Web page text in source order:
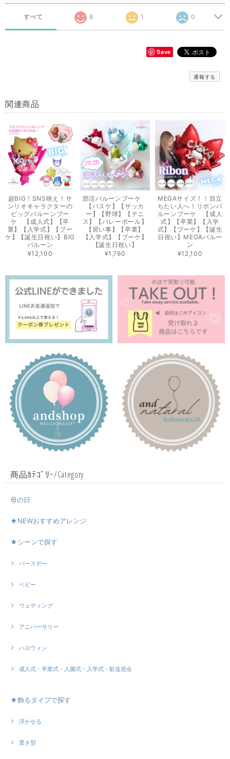
すべて 8 1 0
Save
通報する
関連商品
超BIG！SNS映え！サ
ンリオキャラクターの
ビッグバルーンブー
ケ 【成人式】【卒
業】【入学式】【ブー
ケ】【誕生日祝い】BIG
バルーン
¥12,100
部活バルーンブーケ
【バスケ】【サッカ
ー】【野球】【テニ
ス】【バレーボール】
【習い事】【卒業】
【入学式】【ブーケ】
【誕生日祝い】
¥1,760
MEGAサイズ！！目立
ちたい人へ！リボンバ
ルーンブーケ 【成人
式】【卒業】【入学
式】【ブーケ】【誕生
日祝い】MEGAバルー
ン
¥12,100
商品ｶﾃｺﾞﾘｰ/Category
母の日
★NEWおすすめアレンジ
★シーンで探す
バースデー
ベビー
ウェディング
アニバーサリー
ハロウィン
成人式・卒業式・入園式・入学式・歓送迎会
★飾るタイプで探す
浮かせる
置き型